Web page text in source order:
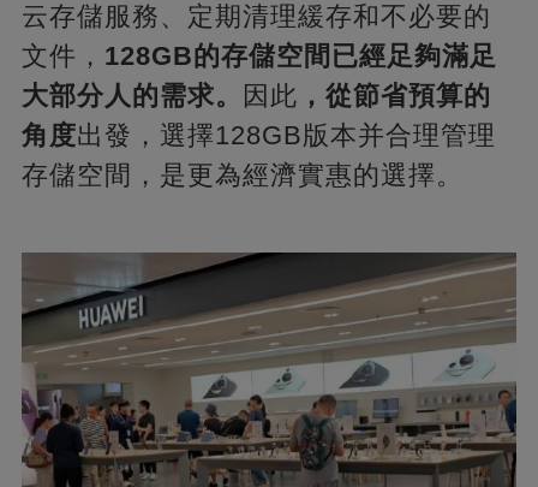
云存儲服務、定期清理緩存和不必要的
文件， 128GB的存儲空間已經足夠滿足
大部分人的需求。
因此 ，從節省預算的
角度出發，選擇128GB版本并合理管理
存儲空間，是更為經濟實惠的選擇。